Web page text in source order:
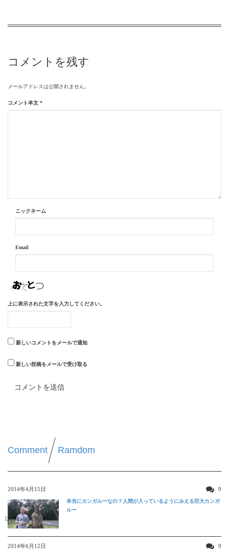
コメントを残す
メールアドレスは公開されません。
コメント本文 *
ニックネーム
Email
上に表示された文字を入力してください。
新しいコメントをメールで通知
新しい投稿をメールで受け取る
Comment Ramdom
2014年4月15日 9
ほんわか映像
本当にカンガルーなの？人間が入っているようにみえる巨大カンガ
ルー
2014年6月12日 9